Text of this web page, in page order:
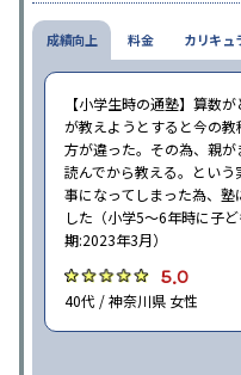
成績向上
【小学生時の通塾】算数
が教えようとすると今の教
方が違った。その為、親が
読んでから教える。という
事になってしまった為、塾
した（小学5〜6年時に子
期:2023年3月）
5.0
40代 / 神奈川県 女性
料金 カリキュ